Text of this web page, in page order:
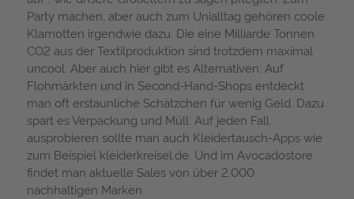
Party machen, aber auch zum Unialltag gehören coole
Klamotten irgendwie dazu. Die eine Milliarde Tonnen
CO2 aus der Textilproduktion sind trotzdem maximal
uncool. Aber auch hier gibt es Alternativen: Auf
Flohmärkten und in Second-Hand-Shops entdeckt
man oft erstaunliche Schätzchen für wenig Geld. Dazu
spart es Verpackung und Müll. Auf jeden Fall
ausprobieren sollte man auch Kleidertausch-Apps wie
zum Beispiel kleiderkreisel.de. Und im Avocadostore
findet man aktuelle Sales von über 2.000
nachhaltigen Marken.